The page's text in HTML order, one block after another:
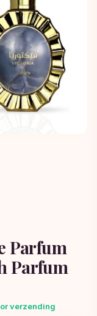
Parfum
Parfum
verzending